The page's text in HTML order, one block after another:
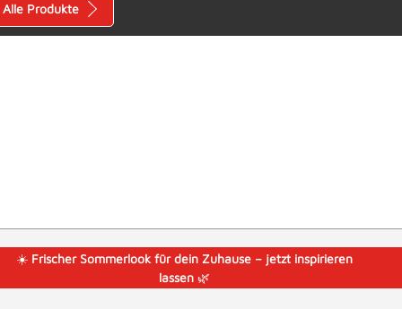
Alle Produkte
☀️ Frischer Sommerlook für dein Zuhause – jetzt inspirieren
lassen🌿